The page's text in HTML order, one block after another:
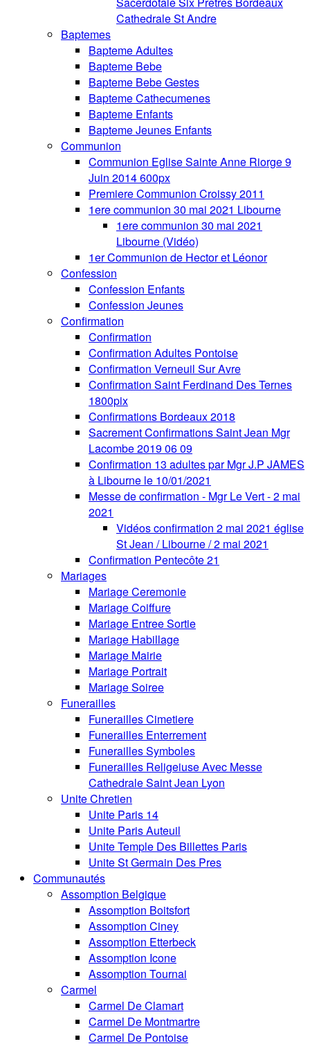
Cathedrale St Andre
Baptemes
Bapteme Adultes
Bapteme Bebe
Bapteme Bebe Gestes
Bapteme Cathecumenes
Bapteme Enfants
Bapteme Jeunes Enfants
Communion
Communion Eglise Sainte Anne Riorge 9
Juin 2014 600px
Premiere Communion Croissy 2011
1ere communion 30 mai 2021 Libourne
1ere communion 30 mai 2021
Libourne (Vidéo)
1er Communion de Hector et Léonor
Confession
Confession Enfants
Confession Jeunes
Confirmation
Confirmation
Confirmation Adultes Pontoise
Confirmation Verneuil Sur Avre
Confirmation Saint Ferdinand Des Ternes
1800pix
Confirmations Bordeaux 2018
Sacrement Confirmations Saint Jean Mgr
Lacombe 2019 06 09
Confirmation 13 adultes par Mgr J.P JAMES
à Libourne le 10/01/2021
Messe de confirmation - Mgr Le Vert - 2 mai
2021
Vidéos confirmation 2 mai 2021 église
St Jean / Libourne / 2 mai 2021
Confirmation Pentecôte 21
Mariages
Mariage Ceremonie
Mariage Coiffure
Mariage Entree Sortie
Mariage Habillage
Mariage Mairie
Mariage Portrait
Mariage Soiree
Funerailles
Funerailles Cimetiere
Funerailles Enterrement
Funerailles Symboles
Funerailles Religeiuse Avec Messe
Cathedrale Saint Jean Lyon
Unite Chretien
Unite Paris 14
Unite Paris Auteuil
Unite Temple Des Billettes Paris
Unite St Germain Des Pres
Communautés
Assomption Belgique
Assomption Boitsfort
Assomption Ciney
Assomption Etterbeck
Assomption Icone
Assomption Tournai
Carmel
Carmel De Clamart
Carmel De Montmartre
Carmel De Pontoise